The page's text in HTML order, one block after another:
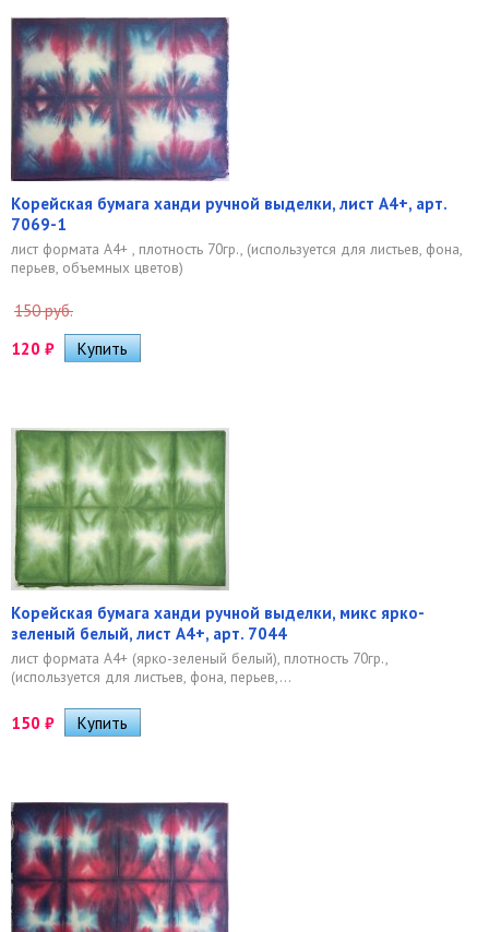
Корейская бумага ханди ручной выделки, лист А4+, арт.
7069-1
лист формата А4+ , плотность 70гр., (используется для листьев, фона,
перьев, объемных цветов)
150 руб.
120 ₽
Корейская бумага ханди ручной выделки, микс ярко-
зеленый белый, лист А4+, арт. 7044
лист формата А4+ (ярко-зеленый белый), плотность 70гр.,
(используется для листьев, фона, перьев,...
150 ₽